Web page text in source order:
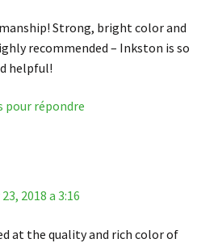
Strong, bright color and
recommended – Inkston is so
helpful!
pour répondre
2018 a 3:16
at the quality and rich color of